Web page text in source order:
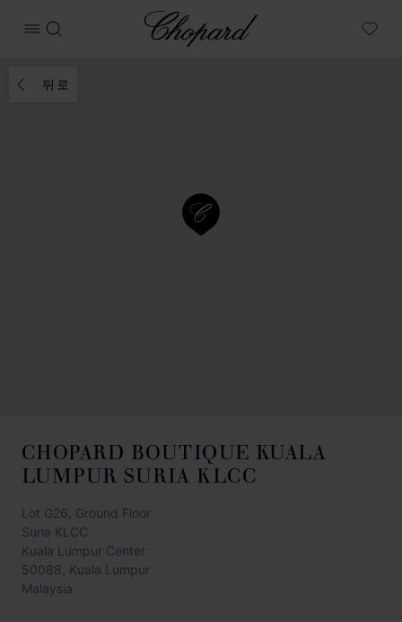
메뉴 열기
검색
Chopard
My
뒤로
CHOPARD BOUTIQUE KUALA
LUMPUR SURIA KLCC
Lot G26, Ground Floor
Suria KLCC
Kuala Lumpur Center
50088, Kuala Lumpur
Malaysia